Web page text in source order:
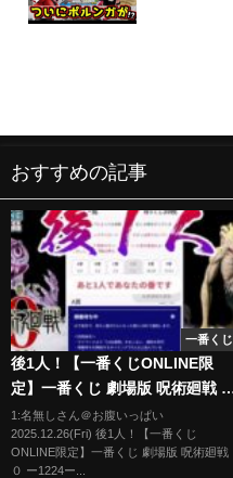
おすすめの記事
一番くじ
後1人！【一番くじONLINE限
定】一番くじ 劇場版 呪術廻戦 ０
ー1224ー
1:名無しさん＠お腹いっぱい
2025.12.26(Fri) 後1人！【一番くじ
ONLINE限定】一番くじ 劇場版 呪術廻戦
０ ー1224ー...